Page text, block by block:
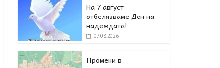
На 7 август
отбелязваме Ден на
надеждата!
07.08.2026
Промени в